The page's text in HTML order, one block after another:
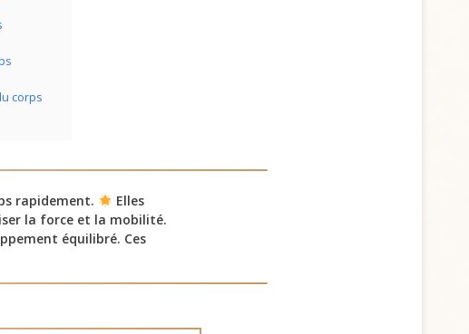
corps
rapidement.
Elles
la force et la mobilité.
équilibré. Ces